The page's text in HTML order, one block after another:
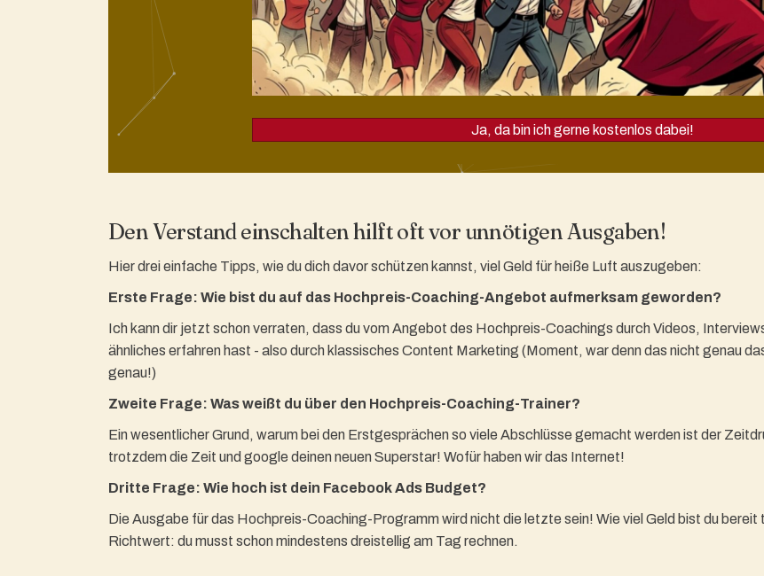
Ja, da bin ich gerne kostenlos dabei!
Den Verstand einschalten hilft oft vor unnötigen Ausgaben!
Hier drei einfache Tipps, wie du dich davor schützen kannst, viel Geld für heiße Luft auszugeben:
Erste Frage: Wie bist du auf das Hochpreis-Coaching-Angebot aufmerksam geworden?
Ich kann dir jetzt schon verraten, dass du vom Angebot des Hochpreis-Coachings durch Videos,
ähnliches erfahren hast - also durch klassisches Content Marketing (Moment, war denn das nicht genau
genau!)
Zweite Frage: Was weißt du über den Hochpreis-Coaching-Trainer?
Ein wesentlicher Grund, warum bei den Erstgesprächen so viele Abschlüsse gemacht werden ist der
trotzdem die Zeit und google deinen neuen Superstar! Wofür haben wir das Internet!
Dritte Frage: Wie hoch ist dein Facebook Ads Budget?
Die Ausgabe für das Hochpreis-Coaching-Programm wird nicht die letzte sein! Wie viel Geld bist du
Richtwert: du musst schon mindestens dreistellig am Tag rechnen.